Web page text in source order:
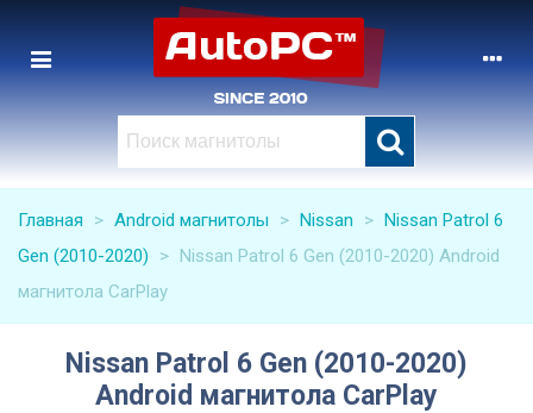
Главная > Android магнитолы > Nissan > Nissan Patrol 6
Gen (2010-2020)
> Nissan Patrol 6 Gen (2010-2020) Android
магнитола CarPlay
Nissan Patrol 6 Gen (2010-2020)
Android магнитола CarPlay